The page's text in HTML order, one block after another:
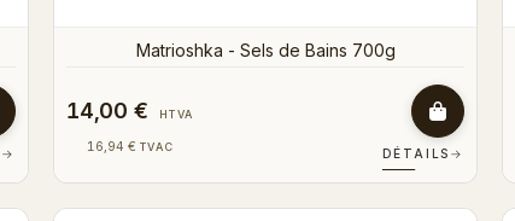
→
Matrioshka - Sels de Bains 700g
14,00 € HTVA
16,94 € TVAC DÉTAILS →